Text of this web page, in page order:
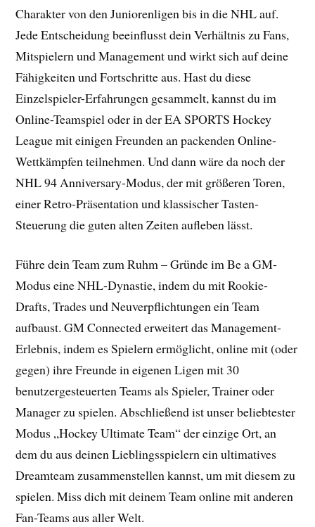
Charakter von den Juniorenligen bis in die NHL auf.
Jede Entscheidung beeinflusst dein Verhältnis zu Fans,
Mitspielern und Management und wirkt sich auf deine
Fähigkeiten und Fortschritte aus. Hast du diese
Einzelspieler-Erfahrungen gesammelt, kannst du im
Online-Teamspiel oder in der EA SPORTS Hockey
League mit einigen Freunden an packenden Online-
Wettkämpfen teilnehmen. Und dann wäre da noch der
NHL 94 Anniversary-Modus, der mit größeren Toren,
einer Retro-Präsentation und klassischer Tasten-
Steuerung die guten alten Zeiten aufleben lässt.
Führe dein Team zum Ruhm – Gründe im Be a GM-
Modus eine NHL-Dynastie, indem du mit Rookie-
Drafts, Trades und Neuverpflichtungen ein Team
aufbaust. GM Connected erweitert das Management-
Erlebnis, indem es Spielern ermöglicht, online mit (oder
gegen) ihre Freunde in eigenen Ligen mit 30
benutzergesteuerten Teams als Spieler, Trainer oder
Manager zu spielen. Abschließend ist unser beliebtester
Modus „Hockey Ultimate Team“ der einzige Ort, an
dem du aus deinen Lieblingsspielern ein ultimatives
Dreamteam zusammenstellen kannst, um mit diesem zu
spielen. Miss dich mit deinem Team online mit anderen
Fan-Teams aus aller Welt.